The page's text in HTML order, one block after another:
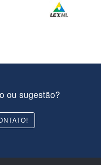
ou sugestão?